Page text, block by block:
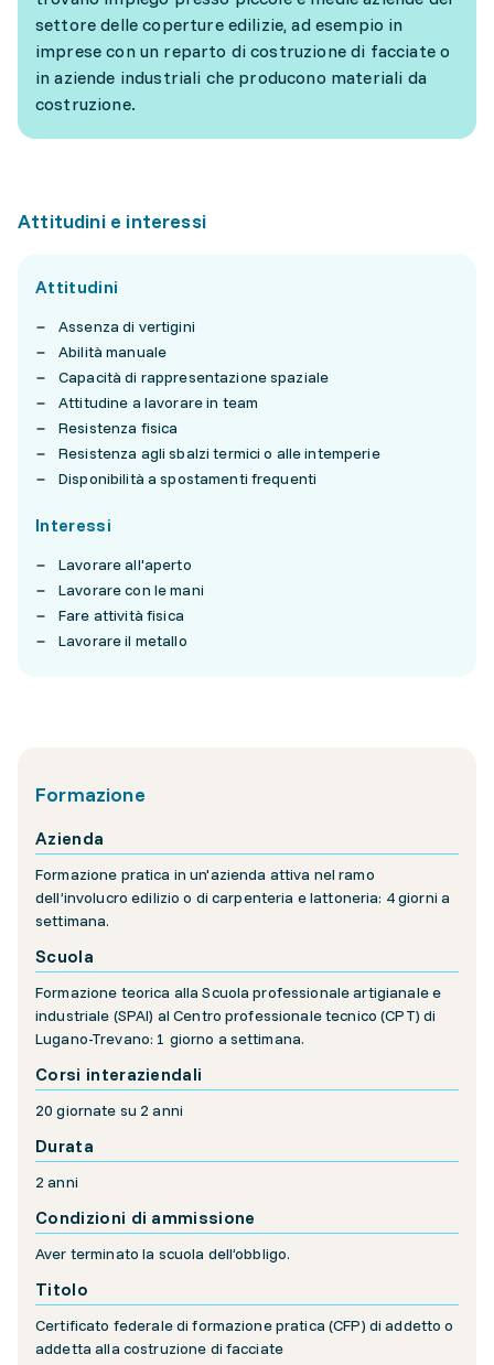
settore delle coperture edilizie, ad esempio in
imprese con un reparto di costruzione di facciate o
in aziende industriali che producono materiali da
costruzione.
Attitudini e interessi
Attitudini
Assenza di vertigini
Abilità manuale
Capacità di rappresentazione spaziale
Attitudine a lavorare in team
Resistenza fisica
Resistenza agli sbalzi termici o alle intemperie
Disponibilità a spostamenti frequenti
Interessi
Lavorare all'aperto
Lavorare con le mani
Fare attività fisica
Lavorare il metallo
Formazione
Azienda
Formazione pratica in un'azienda attiva nel ramo
dell’involucro edilizio o di carpenteria e lattoneria: 4 giorni a
settimana.
Scuola
Formazione teorica alla Scuola professionale artigianale e
industriale (SPAI) al Centro professionale tecnico (CPT) di
Lugano-Trevano: 1 giorno a settimana.
Corsi interaziendali
20 giornate su 2 anni
Durata
2 anni
Condizioni di ammissione
Aver terminato la scuola dell’obbligo.
Titolo
Certificato federale di formazione pratica (CFP) di addetto o
addetta alla costruzione di facciate